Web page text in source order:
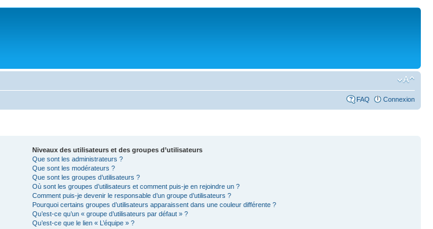
FAQ Connexion
Niveaux des utilisateurs et des groupes d’utilisateurs
Que sont les administrateurs ?
Que sont les modérateurs ?
Que sont les groupes d’utilisateurs ?
Où sont les groupes d’utilisateurs et comment puis-je en rejoindre un ?
Comment puis-je devenir le responsable d’un groupe d’utilisateurs ?
Pourquoi certains groupes d’utilisateurs apparaissent dans une couleur différente ?
Qu’est-ce qu’un « groupe d’utilisateurs par défaut » ?
Qu’est-ce que le lien « L’équipe » ?